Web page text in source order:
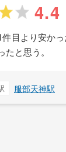
4.4
目より安か
と思う。
服部天神駅